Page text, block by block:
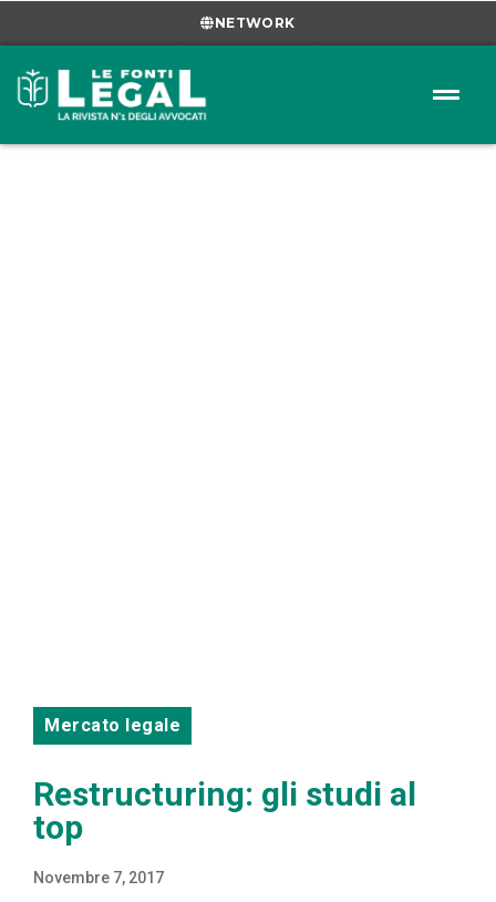
NETWORK
Mercato legale
Restructuring: gli studi al
top
Novembre 7, 2017